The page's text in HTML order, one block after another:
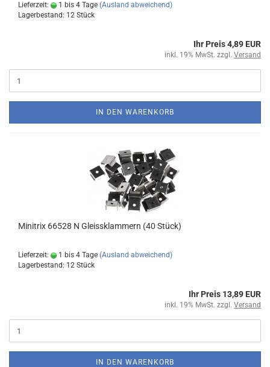
Lieferzeit: 1 bis 4 Tage (Ausland abweichend)
Lagerbestand: 12 Stück
Ihr Preis 4,89 EUR
inkl. 19% MwSt. zzgl. Versand
IN DEN WARENKORB
Minitrix 66528 N Gleissklammern (40 Stück)
Lieferzeit: 1 bis 4 Tage (Ausland abweichend)
Lagerbestand: 12 Stück
Ihr Preis 13,89 EUR
inkl. 19% MwSt. zzgl. Versand
IN DEN WARENKORB